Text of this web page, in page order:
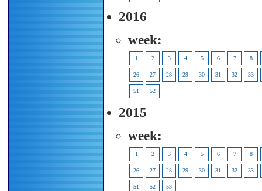
2016
week:
1 2 3 4 5 6 7 8
26 27 28 29 30 31 32 33
51 52
2015
week:
1 2 3 4 5 6 7 8
26 27 28 29 30 31 32 33
51 52 53